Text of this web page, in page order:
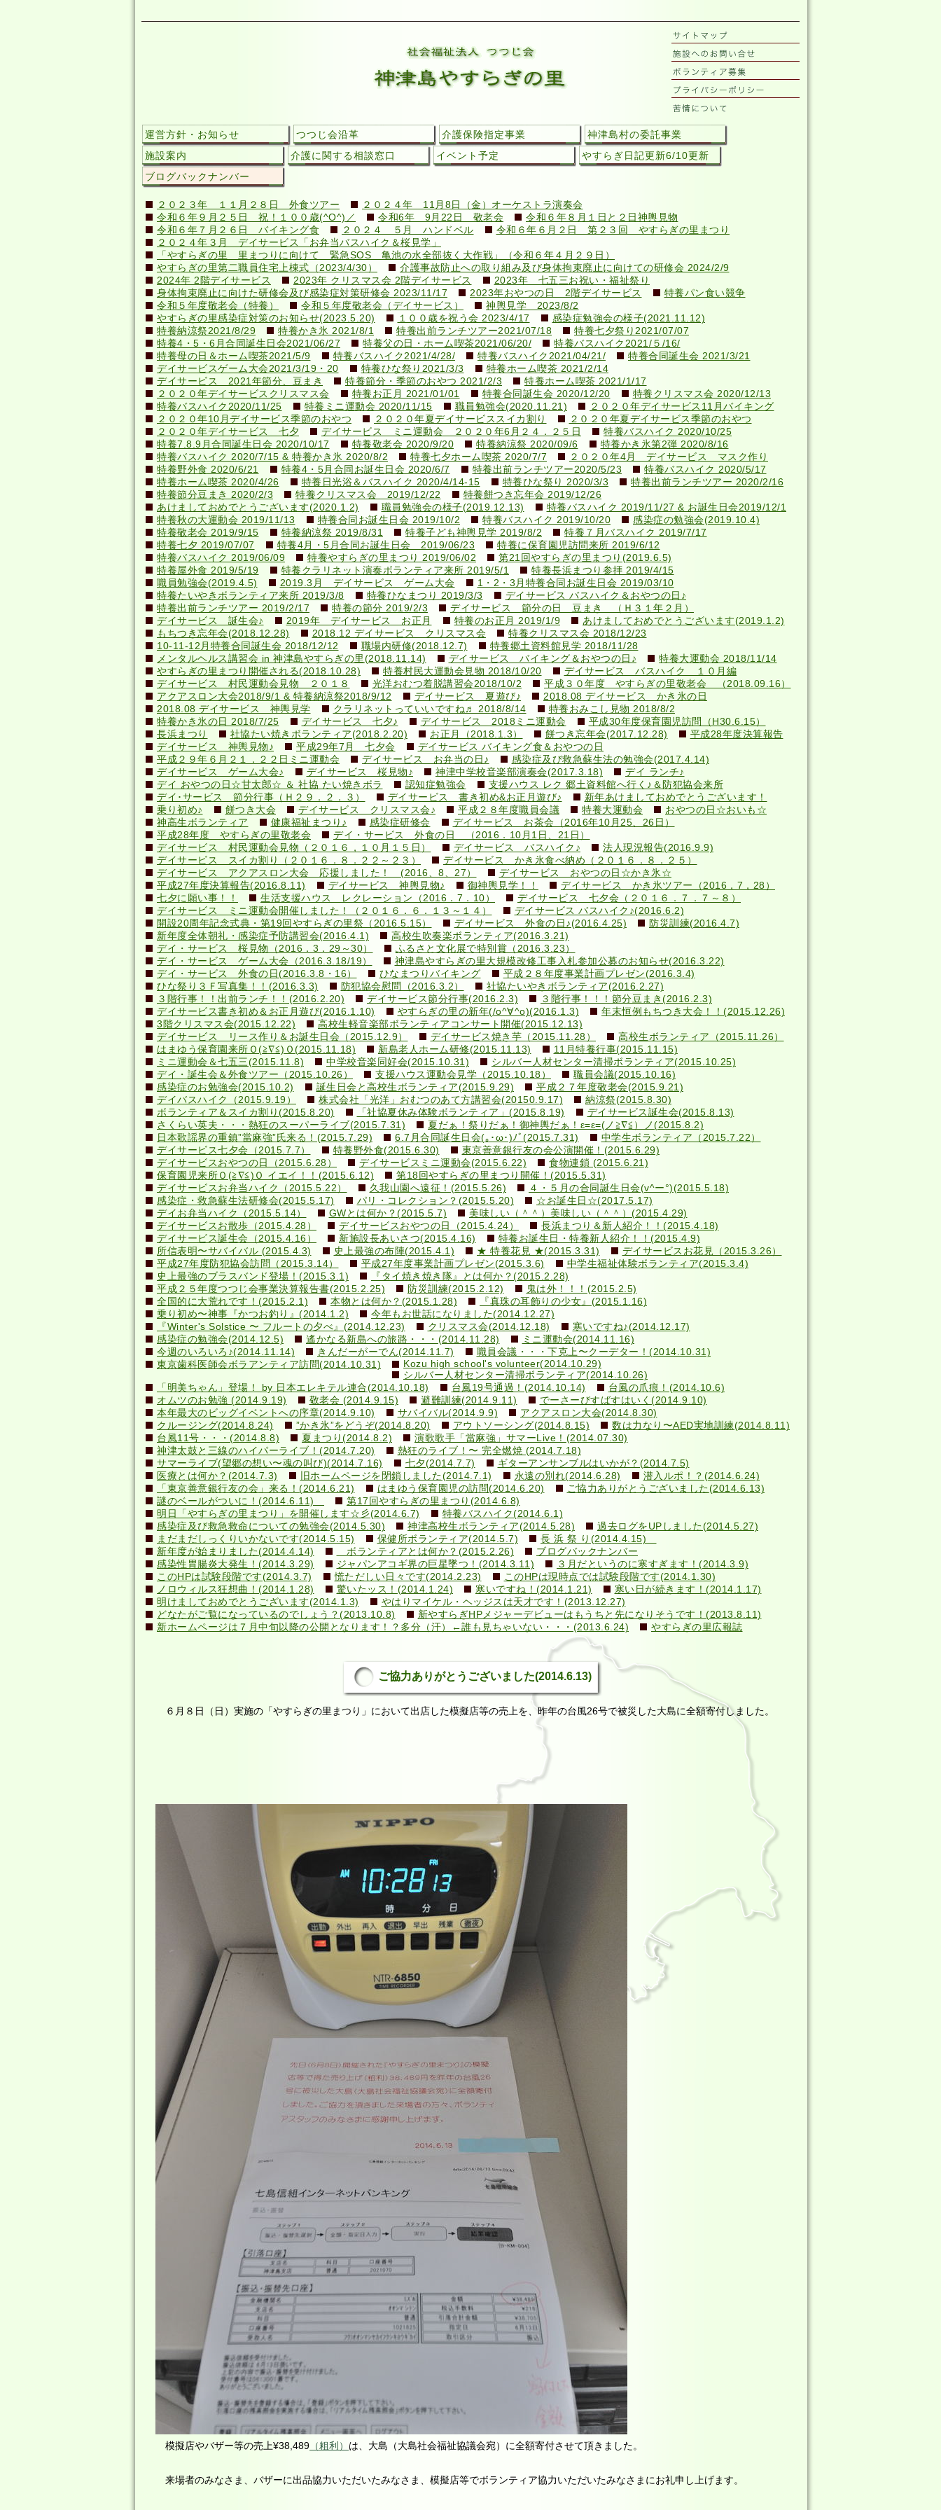
運営方針・お知らせ つつじ会沿革 介護保険指定事業
神津島村の委託事業
施設案内
介護に関する相談窓口 イベント予定
やすらぎ日記更新6/10更新
ブログバックナンバー
２０２３年 １１月２８日 外食ツアー
２０２４年 11月8日（金）オーケストラ演奏会
令和６年９月２５日 祝！１００歳(^O^)／
令和6年 9月22日 敬老会
令和６年８月１日と２日神輿見物
令和６年７月２６日 バイキング食
２０２４ ５月 ハンドベル
令和６年６月２日 第２３回 やすらぎの里まつり
２０２４年３月 デイサービス「お弁当バスハイク＆桜見学」
「やすらぎの里 里まつりに向けて 緊急SOS 亀池の水全部抜く大作戦」（令和６年４月２９日）
やすらぎの里第二職員住宅上棟式（2023/4/30）
介護事故防止への取り組み及び身体拘束廃止に向けての研修会 2024/2/9
2024年 2階デイサービス
2023年 クリスマス会 2階デイサービス
2023年 七五三お祝い・福祉祭り
身体拘束廃止に向けた研修会及び感染症対策研修会 2023/11/17
2023年おやつの日 2階デイサービス
特養パン食い競争
令和５年度敬老会（特養）
令和５年度敬老会（デイサービス）
神輿見学 2023/8/2
やすらぎの里感染症対策のお知らせ(2023.5.20)
１００歳を祝う会 2023/4/17
感染症勉強会の様子(2021.11.12)
特養納涼祭2021/8/29
特養かき氷 2021/8/1 特養出前ランチツアー2021/07/18
特養七夕祭り2021/07/07
特養4・5・6月合同誕生日会2021/06/27
特養父の日・ホーム喫茶2021/06/20/
特養バスハイク2021/５/16/
特養母の日＆ホーム喫茶2021/5/9
特養バスハイク2021/4/28/ 特養バスハイク2021/04/21/
特養合同誕生会 2021/3/21
デイサービスゲーム大会2021/3/19・20
特養ひな祭り2021/3/3
特養ホーム喫茶 2021/2/14
デイサービス 2021年節分、豆まき
特養節分・季節のおやつ 2021/2/3
特養ホーム喫茶 2021/1/17
２０２０年デイサービスクリスマス会
特養お正月 2021/01/01 特養合同誕生会 2020/12/20
特養クリスマス会 2020/12/13
特養バスハイク2020/11/25
特養ミニ運動会 2020/11/15 職員勉強会(2020.11.21)
２０２０年デイサービス11月バイキング
２０２０年10月デイサービス季節のおやつ
２０２０年夏デイサービススイカ割り
２０２０年夏デイサービス季節のおやつ
２０２０年デイサービス 七夕
デイサービス ミニ運動会 ２０２０年6月２４．２５日
特養バスハイク 2020/10/25
特養7.8.9月合同誕生日会 2020/10/17
特養敬老会 2020/9/20 特養納涼祭 2020/09/6
特養かき氷第2弾 2020/8/16
特養バスハイク 2020/7/15 & 特養かき氷 2020/8/2
特養七夕ホーム喫茶 2020/7/7
２０２０年4月 デイサービス マスク作り
特養野外食 2020/6/21
特養4・5月合同お誕生日会 2020/6/7 特養出前ランチツアー2020/5/23
特養バスハイク 2020/5/17
特養ホーム喫茶 2020/4/26
特養日光浴＆バスハイク 2020/4/14-15 特養ひな祭り 2020/3/3
特養出前ランチツアー 2020/2/16
特養節分豆まき 2020/2/3
特養クリスマス会 2019/12/22
特養餅つき忘年会 2019/12/26
あけましておめでとうございます(2020.1.2)
職員勉強会の様子(2019.12.13)
特養バスハイク 2019/11/27 & お誕生日会2019/12/1
特養秋の大運動会 2019/11/13
特養合同お誕生日会 2019/10/2 特養バスハイク 2019/10/20
感染症の勉強会(2019.10.4)
特養敬老会 2019/9/15
特養納涼祭 2019/8/31 特養子ども神輿見学 2019/8/2
特養７月バスハイク 2019/7/17
特養七夕 2019/07/07
特養4月・5月合同お誕生日会 2019/06/23
特養に保育園児訪問来所 2019/6/12
特養バスハイク 2019/06/09
特養やすらぎの里まつり 2019/06/02
第21回やすらぎの里まつり(2019.6.5)
特養屋外食 2019/5/19
特養クラリネット演奏ボランティア来所 2019/5/1
特養長浜まつり参拝 2019/4/15
職員勉強会(2019.4.5)
2019.3月 デイサービス ゲーム大会
1・2・3月特養合同お誕生日会 2019/03/10
特養たいやきボランティア来所 2019/3/8
特養ひなまつり 2019/3/3
デイサービス バスハイク＆おやつの日♪
特養出前ランチツアー 2019/2/17
特養の節分 2019/2/3
デイサービス 節分の日 豆まき （Ｈ３１年２月）
デイサービス 誕生会♪
2019年 デイサービス お正月 特養のお正月 2019/1/9
あけましておめでとうございます(2019.1.2)
もちつき忘年会(2018.12.28)
2018.12 デイサービス クリスマス会
特養クリスマス会 2018/12/23
10-11-12月特養合同誕生会 2018/12/12
職場内研修(2018.12.7)
特養郷土資料館見学 2018/11/28
メンタルヘルス講習会 in 神津島やすらぎの里(2018.11.14)
デイサービス バイキング＆おやつの日♪
特養大運動会 2018/11/14
やすらぎの里まつり開催される(2018.10.28)
特養村民大運動会見物 2018/10/20
デイサービス バスハイク １０月編
デイサービス 村民運動会見物 ２０１８
光洋おむつ着脱講習会2018/10/2
平成３０年度 やすらぎの里敬老会 （2018.09.16）
アクアスロン大会2018/9/1 & 特養納涼祭2018/9/12
デイサービス 夏遊び♪
2018.08 デイサービス かき氷の日
2018.08 デイサービス 神輿見学
クラリネットっていいですね♬ 2018/8/14
特養おみこし見物 2018/8/2
特養かき氷の日 2018/7/25
デイサービス 七夕♪ デイサービス 2018ミニ運動会
平成30年度保育園児訪問（H30.6.15）
長浜まつり
社協たい焼きボランティア(2018.2.20) お正月（2018.1.3） 餅つき忘年会(2017.12.28)
平成28年度決算報告
デイサービス 神輿見物♪
平成29年7月 七夕会
デイサービス バイキング食＆おやつの日
平成２９年６月２１．２２日ミニ運動会
デイサービス お弁当の日♪
感染症及び救急蘇生法の勉強会(2017.4.14)
デイサービス ゲーム大会♪
デイサービス 桜見物♪ 神津中学校音楽部演奏会(2017.3.18)
デイ ランチ♪
デイ おやつの日☆甘太郎☆ ＆ 社協 たい焼きボラ
認知症勉強会
支援ハウス レク 郷土資料館へ行く♪＆防犯協会来所
デイ･サービス 節分行事（Ｈ２９．２．３）
デイサービス 書き初め&お正月遊び♪
新年あけましておめでとうございます！
乗り初め♪
餅つき大会 デイサービス クリスマス会♪ 平成２８年度職員会議 特養大運動会
おやつの日☆おいも☆
神高生ボランティア
健康福祉まつり♪ 感染症研修会
デイサービス お茶会（2016年10月25、26日）
平成28年度 やすらぎの里敬老会
デイ・サービス 外食の日 （2016．10月1日、21日）
デイサービス 村民運動会見物（２０１６，１０月１５日）
デイサービス バスハイク♪
法人現況報告(2016.9.9)
デイサービス スイカ割り（２０１６．８．２２～２３）
デイサービス かき氷食べ納め（２０１６．８．２５）
デイサービス アクアスロン大会 応援しました！ (2016、8、27）
デイサービス おやつの日☆かき氷☆
平成27年度決算報告(2016.8.11)
デイサービス 神輿見物♪ 御神輿見学！！
デイサービス かき氷ツアー（2016，7，28）
七夕に願い事！！
生活支援ハウス レクレーション（2016．7．10）
デイサービス 七夕会（２０１６．７．７～８）
デイサービス ミニ運動会開催しました！（２０１６．６．１３～１４）
デイサービス バスハイク♪(2016.6.2)
開設20周年記念式典・第19回やすらぎの里祭（2016.5.15）
デイサービス 外食の日♪(2016.4.25)
防災訓練(2016.4.7)
新年度全体朝礼・感染症予防講習会(2016.4.1)
高校生吹奏楽ボランティア(2016.3.21)
デイ・サービス 桜見物（2016．3．29～30）
ふるさと文化展で特別賞（2016.3.23）
デイ・サービス ゲーム大会（2016.3.18/19）
神津島やすらぎの里大規模改修工事入札参加公募のお知らせ(2016.3.22)
デイ・サービス 外食の日(2016.3.8・16）
ひなまつりバイキング
平成２８年度事業計画プレゼン(2016.3.4)
ひな祭り３Ｆ写真集！！(2016.3.3)
防犯協会慰問（2016.3.2）
社協たいやきボランティア(2016.2.27)
３階行事！！出前ランチ！！(2016.2.20)
デイサービス節分行事(2016.2.3)
３階行事！！！節分豆まき(2016.2.3)
デイサービス書き初め＆お正月遊び(2016.1.10)
やすらぎの里の新年(/o^∀^o)(2016.1.3)
年末恒例もちつき大会！！(2015.12.26)
3階クリスマス会(2015.12.22)
高校生軽音楽部ボランティアコンサート開催(2015.12.13)
デイサービス リース作り＆お誕生日会（2015.12.9）
デイサービス焼き芋（2015.11.28）
高校生ボランティア（2015.11.26）
はまゆう保育園来所Ｏ(≧∇≦)Ｏ(2015.11.18)
新島老人ホーム研修(2015.11.13)
11月特養行事(2015.11.15)
ミニ運動会＆七五三(2015.11.8)
中学校音楽同好会(2015.10.31)
シルバー人材センター清掃ボランティア(2015.10.25)
デイ・誕生会＆外食ツアー（2015.10.26）
支援ハウス運動会見学（2015.10.18）
職員会議(2015.10.16)
感染症のお勉強会(2015.10.2)
誕生日会と高校生ボランティア(2015.9.29)
平成２７年度敬老会(2015.9.21)
デイバスハイク（2015.9.19）
株式会社「光洋」おむつのあて方講習会(20150.9.17)
納涼祭(2015.8.30)
ボランティア＆スイカ割り(2015.8.20)
「社協夏休み体験ボランティア」(2015.8.19)
デイサービス誕生会(2015.8.13)
さくらい英夫・・・熱狂のスーパーライブ(2015.7.31)
夏だぁ！祭りだぁ！御神輿だぁ！ε=ε=(ノ≧∇≦）ノ(2015.8.2)
日本歌謡界の重鎮”當麻強”氏来る！(2015.7.29)
6.7月合同誕生日会(｡･ω･)ﾉﾞ(2015.7.31)
中学生ボランティア（2015.7.22）
デイサービス七夕会（2015.7.7）
特養野外食(2015.6.30)
東京善意銀行友の会公演開催！(2015.6.29)
デイサービスおやつの日（2015.6.28）
デイサービスミニ運動会(2015.6.22)
食物連鎖 (2015.6.21)
保育園児来所Ｏ(≧∇≦)Ｏ イエイ！！(2015.6.12)
第18回やすらぎの里まつり開催！(2015.5.31)
デイサービスお弁当ハイク（2015.5.22）
久我山園へ遠征！(2015.5.26)
４・５月の合同誕生日会(v^ー°)(2015.5.18)
感染症・救急蘇生法研修会(2015.5.17)
パリ・コレクション？(2015.5.20)
☆お誕生日☆(2017.5.17)
デイお弁当ハイク（2015.5.14）
GWとは何か？(2015.5.7)
美味しい（＾＾）美味しい（＾＾）(2015.4.29)
デイサービスお散歩（2015.4.28）
デイサービスおやつの日（2015.4.24）
長浜まつり＆新人紹介！！(2015.4.18)
デイサービス誕生会（2015.4.16）
新施設長あいさつ(2015.4.16)
特養お誕生日・特養新人紹介！！(2015.4.9)
所信表明〜サバイバル (2015.4.3)
史上最強の布陣(2015.4.1) ★ 特養花見 ★(2015.3.31)
デイサービスお花見（2015.3.26）
平成27年度防犯協会訪問（2015.3.14）
平成27年度事業計画プレゼン(2015.3.6)
中学生福祉体験ボランティア(2015.3.4)
史上最強のブラスバンド登場！(2015.3.1)
『タイ焼き焼き隊』とは何か？(2015.2.28)
平成２５年度つつじ会事業決算報告書(2015.2.25)
防災訓練(2015.2.12)
鬼は外！！！(2015.2.5)
全国的に大荒れです！(2015.2.1)
本物とは何か？(2015.1.28)
『真珠の耳飾りの少女』(2015.1.16)
乗り初め〜神事『かつお釣り』(2014.1.2)
今年もお世話になりました(2014.12.27)
『Winter's Solstice 〜 フルートの夕べ』(2014.12.23)
クリスマス会(2014.12.18)
寒いですね♪(2014.12.17)
感染症の勉強会(2014.12.5)
遙かなる新島への旅路・・・(2014.11.28)
ミニ運動会(2014.11.16)
今週のいろいろ♪(2014.11.14)
きんだーがーでん(2014.11.7)
職員会議・・・下克上〜クーデター！(2014.10.31)
東京歯科医師会ボラアンティア訪問(2014.10.31)
Kozu high school's volunteer(2014.10.29)
シルバー人材センター清掃ボランティア(2014.10.26)
「明美ちゃん」登場！ by 日本エレキテル連合(2014.10.18)
台風19号通過！(2014.10.14)
台風の爪痕！(2014.10.6)
オムツのお勉強 (2014.9.19)
敬老会 (2014.9.15) 避難訓練(2014.9.11)
でーさーびすばすはいく(2014.9.10)
本年最大のビッグイベントへの序章(2014.9.10)
サバイバル(2014.9.9)
アクアスロン大会(2014.8.30)
クルージング(2014.8.24)
”かき氷”をどうぞ(2014.8.20) アウトソーシング(2014.8.15)
数は力なり〜AED実地訓練(2014.8.11)
台風11号・・・(2014.8.8)
夏まつり(2014.8.2)
演歌歌手「當麻強」サマーLive！(2014.07.30)
神津太鼓と三線のハイパーライブ！(2014.7.20)
熱狂のライブ！〜 完全燃焼 (2014.7.18)
サマーライブ(望郷の想い〜魂の叫び)(2014.7.16)
七夕(2014.7.7)
ギターアンサンブルはいかが？(2014.7.5)
医療とは何か？(2014.7.3)
旧ホームページを閉鎖しました(2014.7.1) 永遠の別れ(2014.6.28)
潜入ルポ！？(2014.6.24)
「東京善意銀行友の会」来る！(2014.6.21)
はまゆう保育園児の訪問(2014.6.20)
ご協力ありがとうございました(2014.6.13)
謎のベールがついに！(2014.6.11)
第17回やすらぎの里まつり(2014.6.8)
明日「やすらぎの里まつり」を開催します☆彡(2014.6.7)
特養バスハイク(2014.6.1)
感染症及び救急救命についての勉強会(2014.5.30)
神津高校生ボランティア(2014.5.28)
過去ログをUPしました(2014.5.27)
まだまだしっくりいかないです(2014.5.15)
保健所ボランティア(2014.5.7)
長 浜 祭 り(2014.4.15)
新年度が始まりました(2014.4.14)
ボランティアとは何か？(2015.2.26)
ブログバックナンバー
感染性胃腸炎大発生！(2014.3.29)
ジャパンアコギ界の巨星墜つ！(2014.3.11)
３月だというのに寒すぎます！(2014.3.9)
このHPは試験段階です(2014.3.7)
慌ただしい日々です(2014.2.23)
このHPは現時点では試験段階です(2014.1.30)
ノロウィルス狂想曲！(2014.1.28)
驚いたッス！(2014.1.24) 寒いですね！(2014.1.21)
寒い日が続きます！(2014.1.17)
明けましておめでとうございます(2014.1.3)
やはりマイケル・ヘッジスは天才です！(2013.12.27)
どなたがご覧になっているのでしょう？(2013.10.8)
新やすらぎHPメジャーデビューはもうちと先になりそうです！(2013.8.11)
新ホームページは７月中旬以降の公開となります！？多分（汗）←誰も見ちゃいない・・・(2013.6.24)
やすらぎの里広報誌
ご協力ありがとうございました(2014.6.13)
６月８日（日）実施の「やすらぎの里まつり」において出店した模擬店等の売上を、昨年の台風26号で被災した大島に全額寄付しました。
模擬店やバザー等の売上¥38,489 （粗利） は、大島（大島社会福祉協議会宛）に全額寄付させて頂きました。
来場者のみなさま、バザーに出品協力いただいたみなさま、模擬店等でボランティア協力いただいたみなさまにお礼申し上げます。